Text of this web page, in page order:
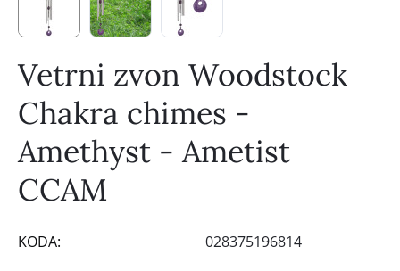
Vetrni zvon Woodstock
Chakra chimes -
Amethyst - Ametist
CCAM
KODA: 028375196814